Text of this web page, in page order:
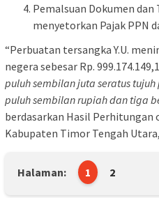
Pemalsuan Dokumen
menyetorkan Pajak PPN
“Perbuatan tersangka Y.U.
negera sebesar Rp.
puluh sembilan juta seratus
puluh sembilan rupiah dan tiga
berdasarkan Hasil
Kabupaten Timor Tengah
Halaman: 1 2